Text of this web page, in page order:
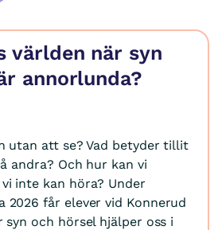
världen när syn
annorlunda?
utan att se? Vad betyder tillit
andra? Och hur kan vi
inte kan höra? Under
2026 får elever vid Konnerud
och hörsel hjälper oss i